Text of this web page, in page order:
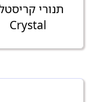
תנורי
Crystal